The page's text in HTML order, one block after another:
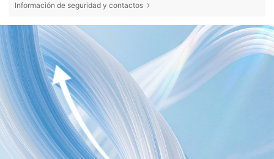
Información de seguridad y contactos